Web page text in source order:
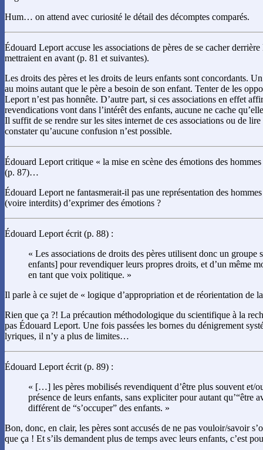
Hum… on attend avec curiosité le détail des décomptes comparés.
Édouard Leport accuse les associations de pères de se cacher
mettraient en avant (p. 81 et suivantes).
Les droits des pères et les droits de leurs enfants sont concordants.
au moins autant que le père a besoin de son enfant. Tenter de les
Leport n’est pas honnête. D’autre part, si ces associations en effet
revendications vont dans l’intérêt des enfants, aucune ne cache
Il suffit de se rendre sur les sites internet de ces associations ou de
constater qu’aucune confusion n’est possible.
Édouard Leport critique « la mise en scène des émotions des
(p. 87)…
Édouard Leport ne fantasmerait-il pas une représentation des
(voire interdits) d’exprimer des émotions ?
Édouard Leport écrit (p. 88) :
« Les associations de droits des pères utilisent donc un groupe
enfants] pour revendiquer leurs propres droits, et d’un même
en tant que voix politique. »
Il parle à ce sujet de « logique d’appropriation et de réorientation de
Rien que ça ?! La précaution méthodologique du scientifique à la
pas Édouard Leport. Une fois passées les bornes du dénigrement
lyriques, il n’y a plus de limites…
Édouard Leport écrit (p. 89) :
« […] les pères mobilisés revendiquent d’être plus souvent et/
présence de leurs enfants, sans expliciter pour autant qu’“être
différent de “s’occuper” des enfants. »
Bon, donc, en clair, les pères sont accusés de ne pas vouloir/savoir
que ça ! Et s’ils demandent plus de temps avec leurs enfants, c’est